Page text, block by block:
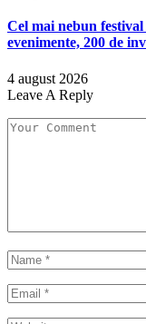
Cel mai nebun
evenimente, 200 de
4 august 2026
Leave A Reply